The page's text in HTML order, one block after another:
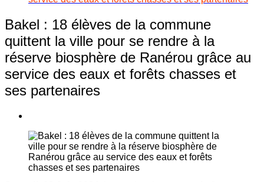
Bakel : 18 élèves de la commune
quittent la ville pour se rendre à la
réserve biosphère de Ranérou grâce au
service des eaux et forêts chasses et
ses partenaires